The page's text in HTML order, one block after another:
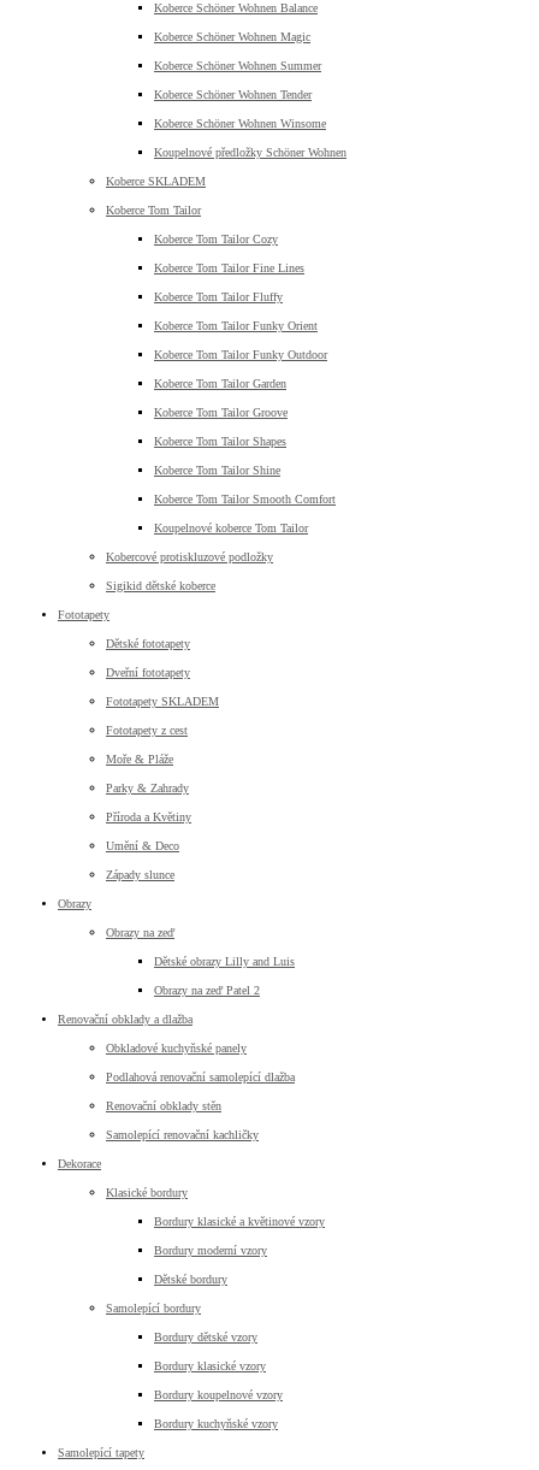
Koberce Schöner Wohnen Balance
Koberce Schöner Wohnen Magic
Koberce Schöner Wohnen Summer
Koberce Schöner Wohnen Tender
Koberce Schöner Wohnen Winsome
Koupelnové předložky Schöner Wohnen
Koberce SKLADEM
Koberce Tom Tailor
Koberce Tom Tailor Cozy
Koberce Tom Tailor Fine Lines
Koberce Tom Tailor Fluffy
Koberce Tom Tailor Funky Orient
Koberce Tom Tailor Funky Outdoor
Koberce Tom Tailor Garden
Koberce Tom Tailor Groove
Koberce Tom Tailor Shapes
Koberce Tom Tailor Shine
Koberce Tom Tailor Smooth Comfort
Koupelnové koberce Tom Tailor
Kobercové protiskluzové podložky
Sigikid dětské koberce
Fototapety
Dětské fototapety
Dveřní fototapety
Fototapety SKLADEM
Fototapety z cest
Moře & Pláže
Parky & Zahrady
Příroda a Květiny
Umění & Deco
Západy slunce
Obrazy
Obrazy na zeď
Dětské obrazy Lilly and Luis
Obrazy na zeď Patel 2
Renovační obklady a dlažba
Obkladové kuchyňské panely
Podlahová renovační samolepící dlažba
Renovační obklady stěn
Samolepící renovační kachličky
Dekorace
Klasické bordury
Bordury klasické a květinové vzory
Bordury moderní vzory
Dětské bordury
Samolepící bordury
Bordury dětské vzory
Bordury klasické vzory
Bordury koupelnové vzory
Bordury kuchyňské vzory
Samolepící tapety